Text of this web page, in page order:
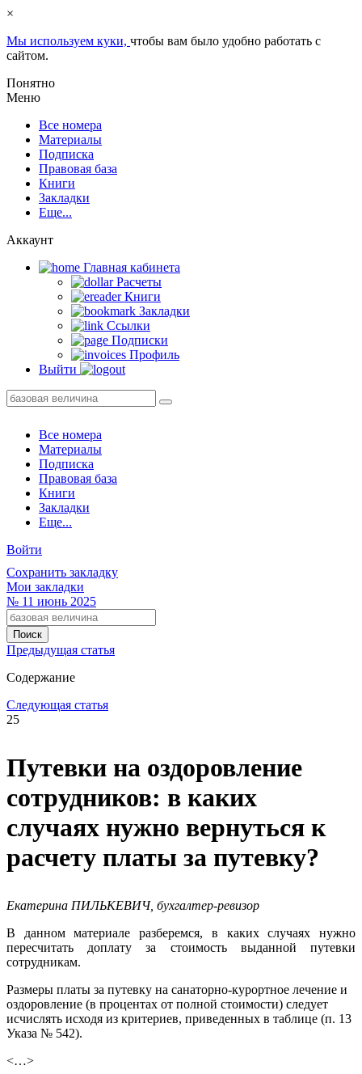
×
Мы используем куки, чтобы вам было удобно работать с
сайтом.
Понятно
Меню
Все номера
Материалы
Подписка
Правовая база
Книги
Закладки
Еще...
Аккаунт
Главная кабинетa
Расчеты
Книги
Закладки
Ссылки
Подписки
Профиль
Выйти
Все номера
Материалы
Подписка
Правовая база
Книги
Закладки
Еще...
Войти
Сохранить закладку
Мои закладки
№ 11 июнь 2025
Предыдущая статья
Содержание
Следующая статья
25
Путевки на оздоровление
сотрудников: в каких
случаях нужно вернуться к
расчету платы за путевку?
Екатерина ПИЛЬКЕВИЧ, бухгалтер-ревизор
В данном материале разберемся, в каких случаях нужно
пересчитать доплату за стоимость выданной путевки
сотрудникам.
Размеры платы за путевку на санаторно-курортное лечение и
оздоровление (в процентах от полной стоимости) следует
исчислять исходя из критериев, приведенных в таблице (п. 13
Указа № 542).
<…>